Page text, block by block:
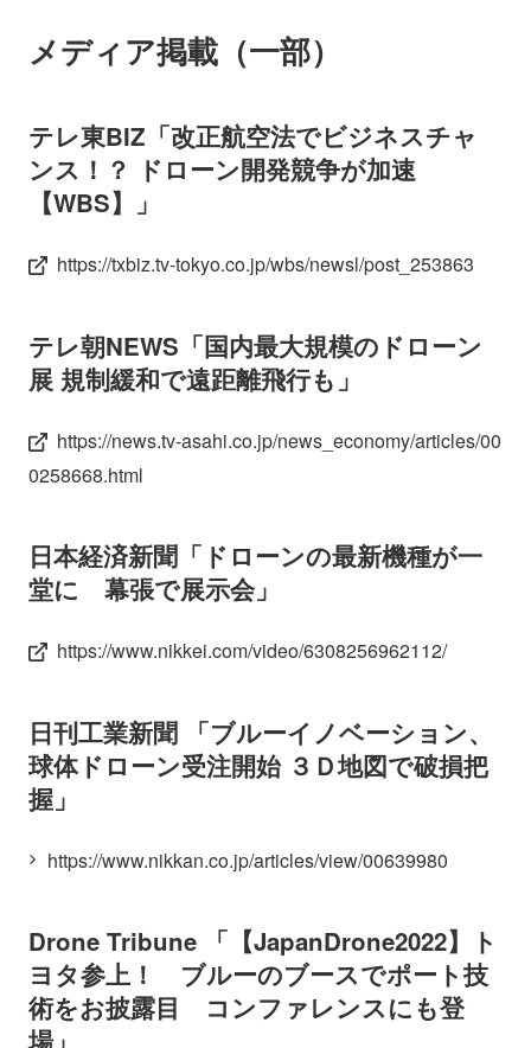
メディア掲載（一部）
テレ東BIZ「改正航空法でビジネスチャ
ンス！？ ドローン開発競争が加速
【WBS】」
https://txbiz.tv-tokyo.co.jp/wbs/newsl/post_253863
テレ朝NEWS「国内最大規模のドローン
展 規制緩和で遠距離飛行も」
https://news.tv-asahi.co.jp/news_economy/articles/00
0258668.html
日本経済新聞「ドローンの最新機種が一
堂に 幕張で展示会」
https://www.nikkei.com/video/6308256962112/
日刊工業新聞 「ブルーイノベーション、
球体ドローン受注開始 ３Ｄ地図で破損把
握」
https://www.nikkan.co.jp/articles/view/00639980
Drone Tribune 「【JapanDrone2022】ト
ヨタ参上！ ブルーのブースでポート技
術をお披露目 コンファレンスにも登
場」